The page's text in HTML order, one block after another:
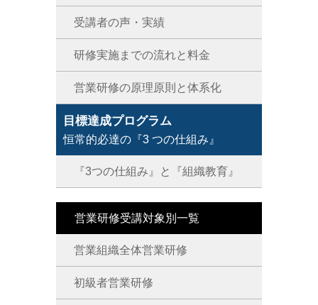
受講者の声・実績
研修実施までの流れと料金
営業研修の原理原則と体系化
目標達成プログラム
恒常的必達の『3 つの仕組み』
『3つの仕組み』と『組織教育』
営業研修受講対象別一覧
営業組織全体営業研修
初級者営業研修